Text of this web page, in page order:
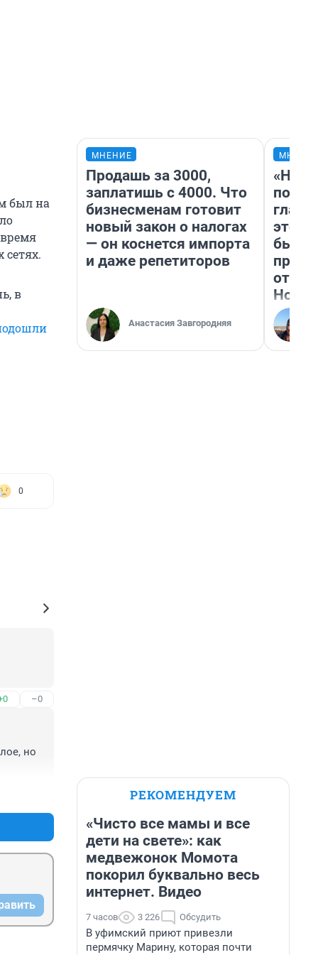
был на
в
0
–0
но
МНЕНИЕ
Продашь за 3000,
заплатишь с 4000. Что
бизнесменам готовит
новый закон о налогах
— он коснется импорта
и даже репетиторов
Анастасия Завгородняя
этого
бьет
РЕКОМЕНДУЕМ
«Чисто все мамы и все
дети на свете»: как
медвежонок Момота
покорил буквально весь
интернет. Видео
7 часов 3 226 Обсудить
В уфимский приют привезли
пермячку Марину, которая почти